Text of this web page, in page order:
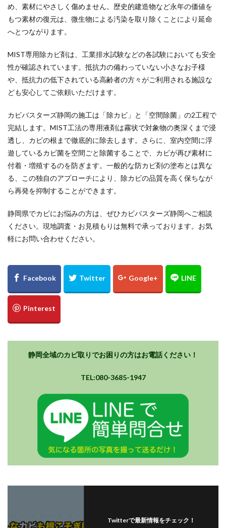
め、素材にやさしく傷めません。歴史的建造物など永年の価値を
もつ素材の復元は、微生物による汚染を取り除くことにより延命
へとつながります。
MIST専用除カビ剤は、工業排水試験などの各試験においても安全
性が確認されています。抵抗力の備わっていない小さなお子様
や、抵抗力の低下されている高齢者の方々がご利用される施設な
ども安心してご依頼いただけます。
カビバスターズ静岡の施工は「除カビ」と「空間除菌」の2工程で
完結します。MIST工法の専用液剤は霧状で対象物の奥深くまで浸
透し、カビの根まで徹底的に除去します。さらに、室内空間に浮
遊しているカビ菌を空間ごと除菌することで、カビが再び素材に
付着・増殖するのを防ぎます。一般的な防カビ剤の塗布とは異な
る、この独自のアプローチにより、除カビの品質を高く保ちなが
ら再発を抑制することができます。
静岡県でカビにお悩みの方は、ぜひカビバスターズ静岡へご相談
ください。現地調査・お見積もりは無料で承っております。お気
軽にお問い合わせください。
静岡全域のカビ取りでお困りの方はお電話ください！
TEL:080-3685-1947
Twitterで最新情報をチェック！